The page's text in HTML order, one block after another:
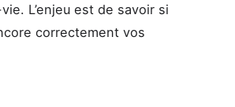
L’enjeu est de savoir si
correctement vos